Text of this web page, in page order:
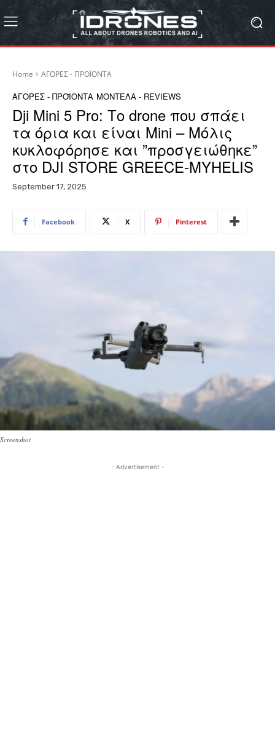
Home ΑΓΟΡΕΣ - ΠΡΟΪΟΝΤΑ
ΑΓΟΡΕΣ - ΠΡΟΪΟΝΤΑ ΜΟΝΤΕΛΑ - REVIEWS
Dji Mini 5 Pro: Το drone που σπάει
τα όρια και είναι Mini – Mόλις
κυκλοφόρησε και ”προσγειώθηκε”
στο DJI STORE GREECE-MYHELIS
September 17, 2025
Facebook X Pinterest
Screenshot
- Advertisement -